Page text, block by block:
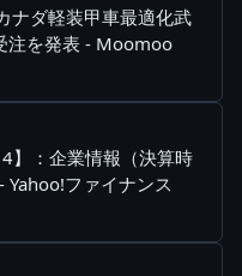
ナダ軽装甲車最適化武
注を発表 - Moomoo
】：企業情報（決算時
ファイナンス